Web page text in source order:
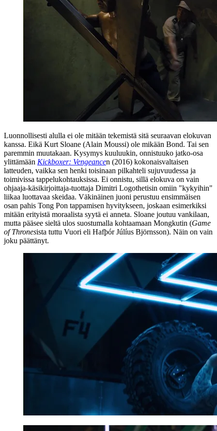
Luonnollisesti alulla ei ole mitään tekemistä sitä seuraavan elokuvan
kanssa. Eikä Kurt Sloane (Alain Moussi) ole mikään Bond. Tai sen
paremmin muutakaan. Kysymys kuuluukin, onnistuuko jatko‑osa
ylittämään Kickboxer: Vengeancen (2016) kokonaisvaltaisen
latteuden, vaikka sen henki toisinaan pilkahteli sujuvuudessa ja
toimivissa tappelukohtauksissa. Ei onnistu, sillä elokuva on vain
ohjaaja-käsikirjoittaja-tuottaja Dimitri Logothetisin omiin "kykyihin"
liikaa luottavaa skeidaa. Väkinäinen juoni perustuu ensimmäisen
osan pahis Tong Pon tappamisen hyvitykseen, joskaan esimerkiksi
mitään erityistä moraalista syytä ei anneta. Sloane joutuu vankilaan,
mutta pääsee sieltä ulos suostumalla kohtaamaan Mongkutin (Game
of Thronesista tuttu Vuori eli Hafþór Júlíus Björnsson). Näin on vain
joku päättänyt.